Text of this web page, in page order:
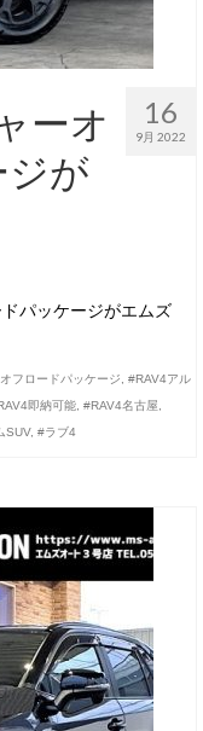
16
9月 2022
ーオ
ジが
パッケージがエムズ
フロードパッケージ
#RAV4アル
即納可能 #RAV4名古屋
SUV, #ラブ4